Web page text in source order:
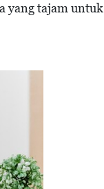
yang tajam untuk